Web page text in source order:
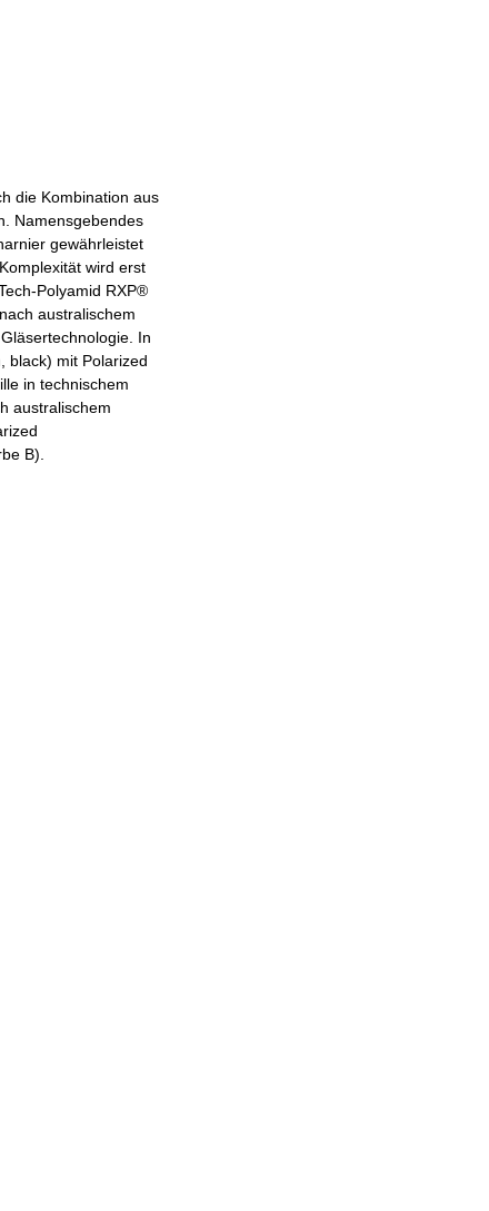
die Kombination aus
Namensgebendes
gewährleistet
wird erst
Polyamid RXP®
australischem
In
black) mit Polarized
in technischem
australischem
B).